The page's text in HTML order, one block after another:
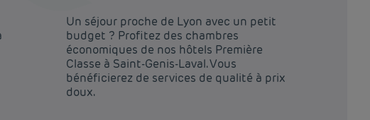
Un séjour proche de Lyon avec un petit
budget ? Profitez des chambres
économiques de nos hôtels Première
Classe à Saint-Genis-Laval. Vous
bénéficierez de services de qualité à prix
doux.